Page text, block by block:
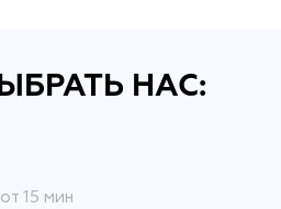
НАС:
15 мин